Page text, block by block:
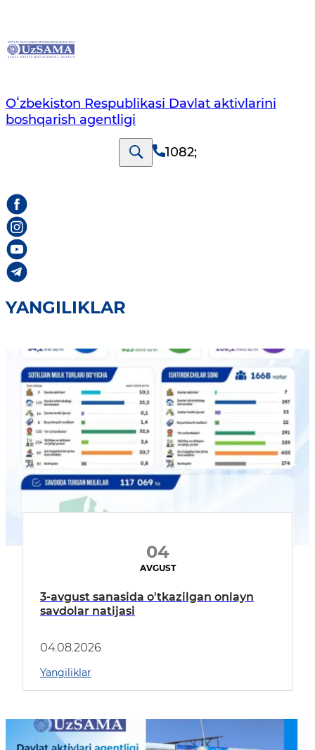
Oʻzbekiston Respublikasi Davlat aktivlarini
boshqarish agentligi
1082;
YANGILIKLAR
04
AVGUST
3-avgust sanasida o'tkazilgan onlayn
savdolar natijasi
04.08.2026
Yangiliklar